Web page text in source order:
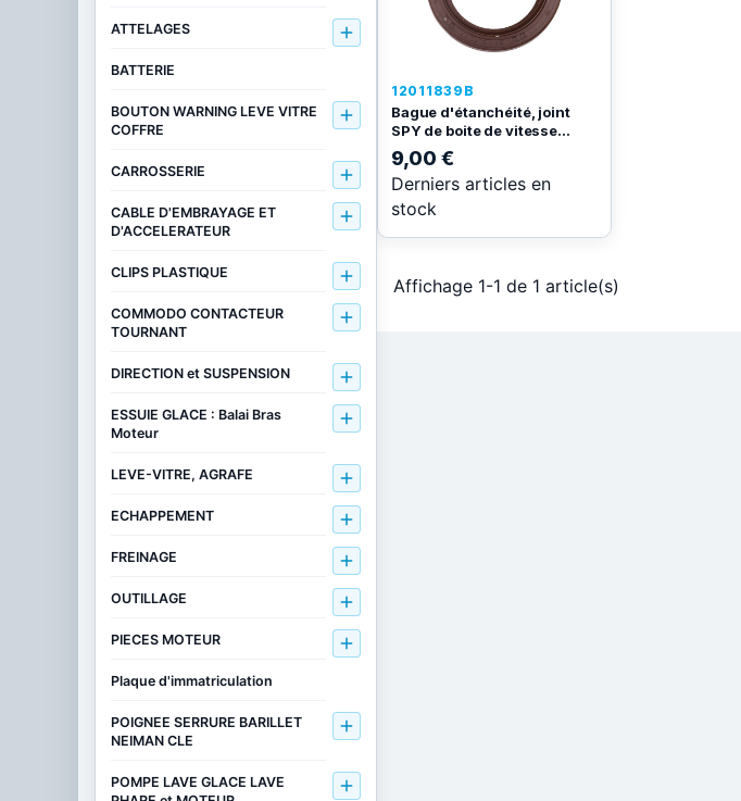
12011839B
Bague d'étanchéité, joint
SPY de boite de vitesse...
9,00 €
Derniers articles en
stock
Affichage 1-1 de 1 article(s)
ATTELAGES 
BATTERIE
BOUTON WARNING LEVE VITRE
COFFRE

CARROSSERIE 
CABLE D'EMBRAYAGE ET
D'ACCELERATEUR

CLIPS PLASTIQUE 
COMMODO CONTACTEUR
TOURNANT

DIRECTION et SUSPENSION 
ESSUIE GLACE : Balai Bras
Moteur

LEVE-VITRE, AGRAFE 
ECHAPPEMENT 
FREINAGE 
OUTILLAGE 
PIECES MOTEUR 
Plaque d'immatriculation
POIGNEE SERRURE BARILLET
NEIMAN CLE

POMPE LAVE GLACE LAVE
